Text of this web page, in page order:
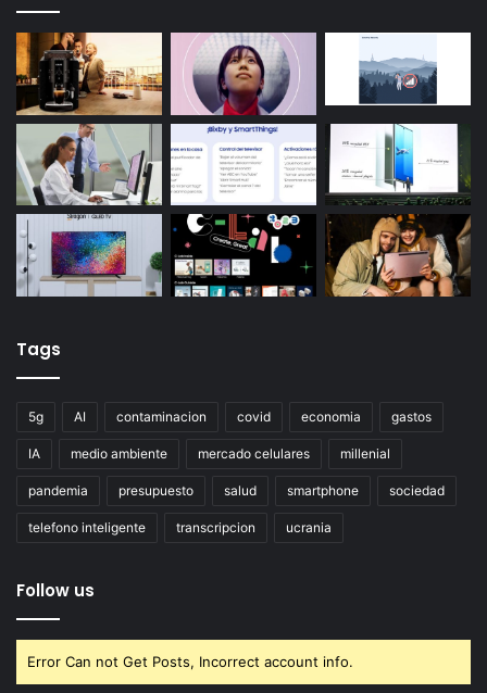
Tags
5g AI contaminacion covid economia gastos
IA medio ambiente mercado celulares millenial
pandemia presupuesto salud smartphone sociedad
telefono inteligente transcripcion ucrania
Follow us
Error Can not Get Posts, Incorrect account info.